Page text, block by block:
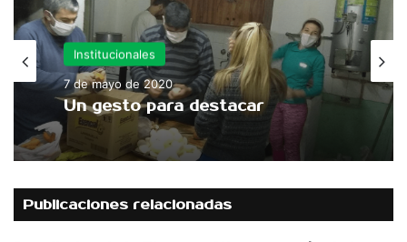
Institucionales
7 de mayo de 2020
Un gesto para destacar
Publicaciones relacionadas